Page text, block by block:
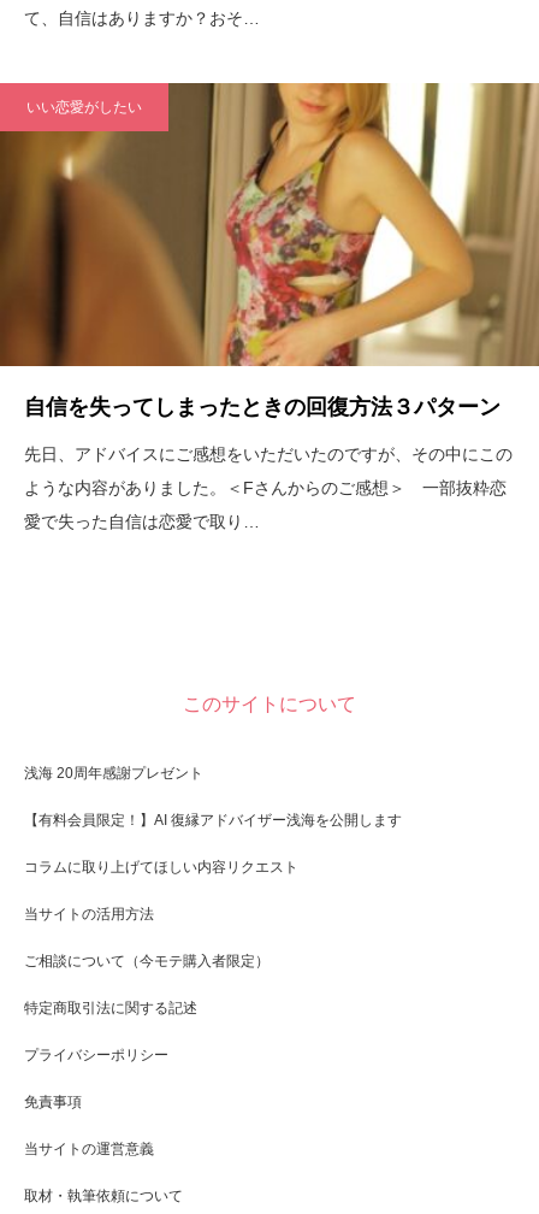
て、自信はありますか？おそ…
いい恋愛がしたい
自信を失ってしまったときの回復方法３パターン
先日、アドバイスにご感想をいただいたのですが、その中にこの
ような内容がありました。＜Fさんからのご感想＞ 一部抜粋恋
愛で失った自信は恋愛で取り…
このサイトについて
浅海 20周年感謝プレゼント
【有料会員限定！】AI 復縁アドバイザー浅海を公開します
コラムに取り上げてほしい内容リクエスト
当サイトの活用方法
ご相談について（今モテ購入者限定）
特定商取引法に関する記述
プライバシーポリシー
免責事項
当サイトの運営意義
取材・執筆依頼について